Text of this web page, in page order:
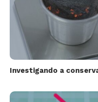
Investigando a